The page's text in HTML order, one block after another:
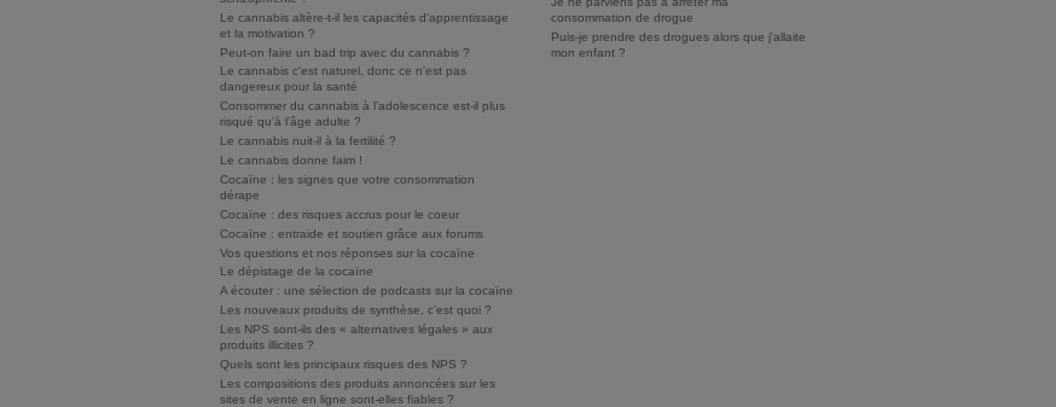
Le cannabis altère-t-il les capacités d'apprentissage
et la motivation ?
Peut-on faire un bad trip avec du cannabis ?
Le cannabis c'est naturel, donc ce n'est pas
dangereux pour la santé
Consommer du cannabis à l’adolescence est-il plus
risqué qu’à l’âge adulte ?
Le cannabis nuit-il à la fertilité ?
Le cannabis donne faim !
Cocaïne : les signes que votre consommation
dérape
Cocaïne : des risques accrus pour le coeur
Cocaïne : entraide et soutien grâce aux forums
Vos questions et nos réponses sur la cocaïne
Le dépistage de la cocaïne
A écouter : une sélection de podcasts sur la cocaïne
Les nouveaux produits de synthèse, c’est quoi ?
Les NPS sont-ils des « alternatives légales » aux
produits illicites ?
Quels sont les principaux risques des NPS ?
Les compositions des produits annoncées sur les
sites de vente en ligne sont-elles fiables ?
consommation de drogue
Puis-je prendre des drogues alors que j'allaite
mon enfant ?